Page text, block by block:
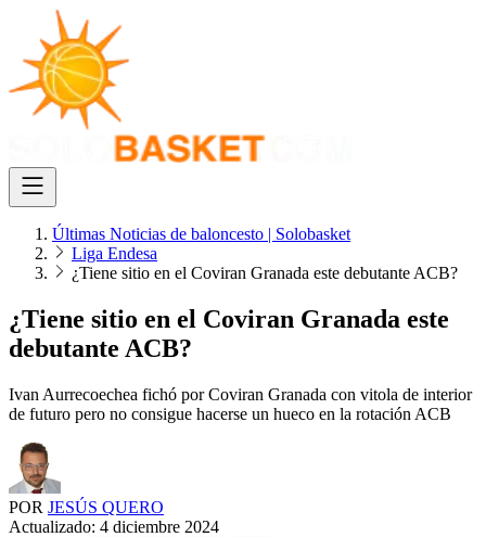
Últimas Noticias de baloncesto | Solobasket
Liga Endesa
¿Tiene sitio en el Coviran Granada este debutante ACB?
¿Tiene sitio en el Coviran Granada este
debutante ACB?
Ivan Aurrecoechea fichó por Coviran Granada con vitola de interior
de futuro pero no consigue hacerse un hueco en la rotación ACB
POR JESÚS QUERO
Actualizado: 4 diciembre 2024